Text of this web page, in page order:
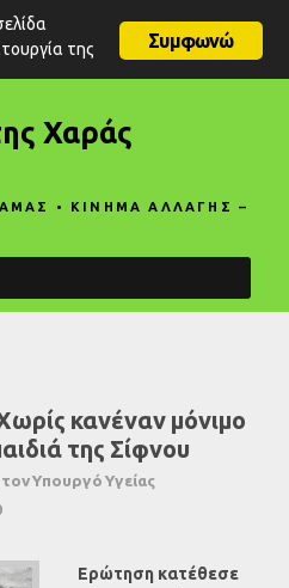
Χαράς
• ΚΙΝΗΜΑ ΑΛΛΑΓΗΣ –
κανέναν μόνιμο
της Σίφνου
Υπουργό Υγείας
Ερώτηση κατέθεσε
Συμφωνώ
της